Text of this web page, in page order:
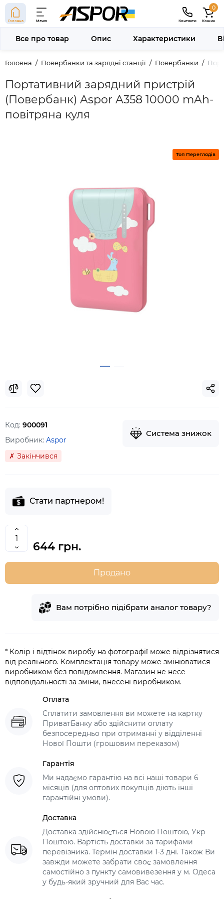
Головна Меню Контакти
0
Кошик
Головна Повербанки та зарядні станції Повербанки
Портативний зарядний пристрій
(Повербанк) Aspor A358 10000 mAh-
повітряна куля
Все про товар Опис Характеристики
Топ Переглядів
Код: 900091
Виробник: Aspor
✗ Закінчився
Система знижок
Стати партнером!
644 грн.
Продано
Вам потрібно підібрати аналог товару?
* Колір і відтінок виробу на фотографії може відрізнятися
від реального. Комплектація товару може змінюватися
виробником без повідомлення. Магазин не несе
відповідальності за зміни, внесені виробником.
Оплата
Сплатити замовлення ви можете на картку
ПриватБанку або здійснити оплату
безпосередньо при отриманні у відділенні
Нової Пошти (грошовим переказом)
Гарантія
Ми надаємо гарантію на всі наші товари 6
місяців (для оптових покупців діють інші
гарантійні умови).
Доставка
Доставка здійснюється Новою Поштою, Укр
Поштою. Вартість доставки за тарифами
перевізника. Термін доставки 1-3 дні. Також Ви
завжди можете забрати своє замовлення
самостійно з пункту самовивезення у м. Одеса
у будь-який зручний для Вас час.